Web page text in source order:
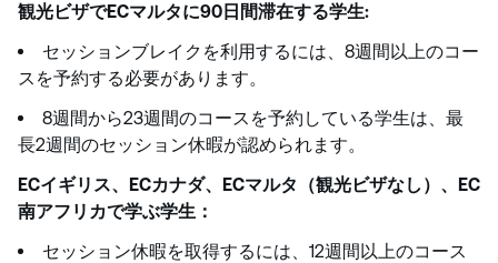
観光ビザでECマルタに90日間滞在する学生:
セッションブレイクを利用するには、8週間以上のコー
スを予約する必要があります。
8週間から23週間のコースを予約している学生は、最
長2週間のセッション休暇が認められます。
ECイギリス、ECカナダ、ECマルタ（観光ビザなし）、EC
南アフリカで学ぶ学生：
セッション休暇を取得するには、12週間以上のコース